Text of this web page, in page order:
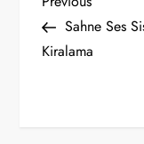
Y
a
PostSahne Ses
Kiralama